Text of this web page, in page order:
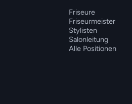
Friseure
Friseurmeister
Stylisten
Salonleitung
Alle Positionen